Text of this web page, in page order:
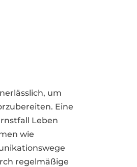
um
Eine
Leben
wie
regelmäßige